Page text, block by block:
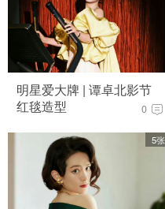
明星爱大牌 | 谭卓北影节
红毯造型
0
5张